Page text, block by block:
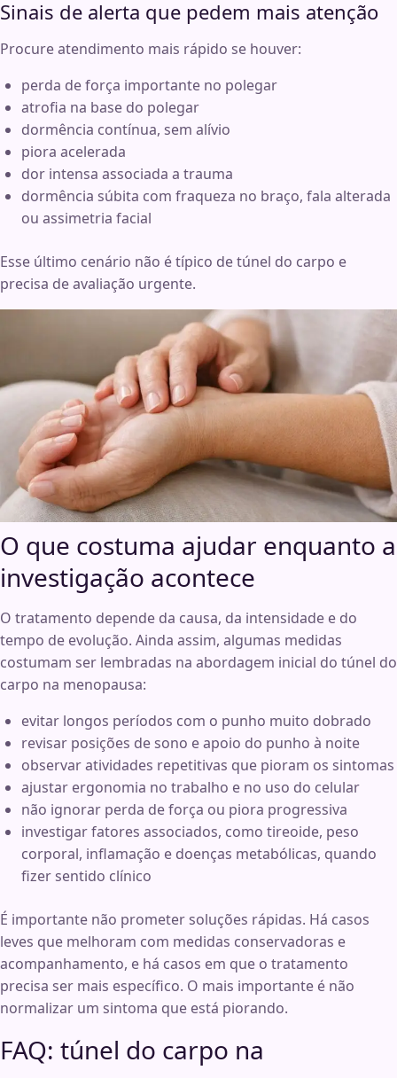
Sinais de alerta que pedem mais atenção
Procure atendimento mais rápido se houver:
perda de força importante no polegar
atrofia na base do polegar
dormência contínua, sem alívio
piora acelerada
dor intensa associada a trauma
dormência súbita com fraqueza no braço, fala alterada
ou assimetria facial
Esse último cenário não é típico de túnel do carpo e
precisa de avaliação urgente.
O que costuma ajudar enquanto a
investigação acontece
O tratamento depende da causa, da intensidade e do
tempo de evolução. Ainda assim, algumas medidas
costumam ser lembradas na abordagem inicial do túnel do
carpo na menopausa:
evitar longos períodos com o punho muito dobrado
revisar posições de sono e apoio do punho à noite
observar atividades repetitivas que pioram os sintomas
ajustar ergonomia no trabalho e no uso do celular
não ignorar perda de força ou piora progressiva
investigar fatores associados, como tireoide, peso
corporal, inflamação e doenças metabólicas, quando
fizer sentido clínico
É importante não prometer soluções rápidas. Há casos
leves que melhoram com medidas conservadoras e
acompanhamento, e há casos em que o tratamento
precisa ser mais específico. O mais importante é não
normalizar um sintoma que está piorando.
FAQ: túnel do carpo na